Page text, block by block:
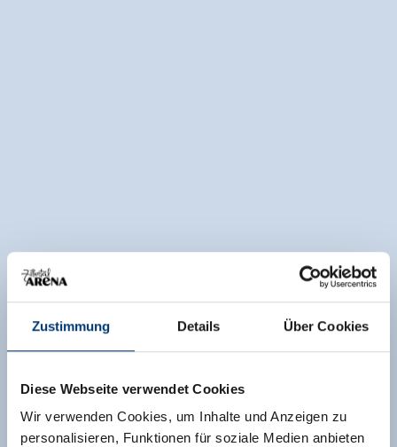
Zustimmung Details Über Cookies
Diese Webseite verwendet Cookies
Wir verwenden Cookies, um Inhalte und Anzeigen zu
personalisieren, Funktionen für soziale Medien anbieten